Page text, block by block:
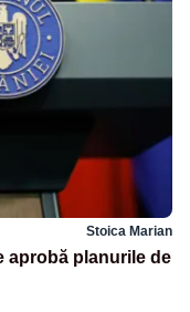
Stoica Marian
aprobă planurile de